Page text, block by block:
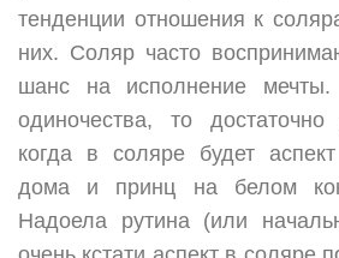
тенденции отношения к
них. Соляр часто
шанс на исполнение
одиночества, то
когда в соляре будет
дома и принц на белом
Надоела рутина (или